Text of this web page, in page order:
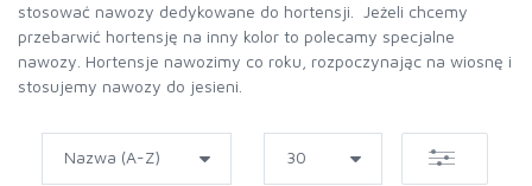
stosować nawozy dedykowane do hortensji. Jeżeli chcemy
przebarwić hortensję na inny kolor to polecamy specjalne
nawozy. Hortensje nawozimy co roku, rozpoczynając na wiosnę i
stosujemy nawozy do jesieni.